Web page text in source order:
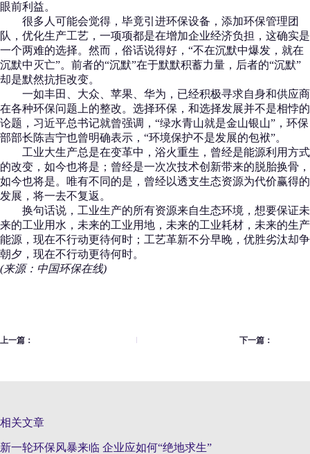
眼前利益。
很多人可能会觉得，毕竟引进环保设备，添加环保管理团
队，优化生产工艺，一项项都是在增加企业经济负担，这确实是
一个两难的选择。然而，俗话说得好，“不在沉默中爆发，就在
沉默中灭亡”。前者的“沉默”在于默默积蓄力量，后者的“沉默”
却是默然抗拒改变。
一如丰田、大众、苹果、华为，已经积极寻求自身和供应商
在各种环保问题上的整改。选择环保，和选择发展并不是相悖的
论题，习近平总书记就曾强调，“绿水青山就是金山银山”，环保
部部长陈吉宁也曾明确表示，“环境保护不是发展的包袱”。
工业大生产总是在变革中，浴火重生，曾经是能源利用方式
的改变，如今也将是；曾经是一次次技术创新带来的脱胎换骨，
如今也将是。唯有不同的是，曾经以透支生态资源为代价赢得的
发展，将一去不复返。
换句话说，工业生产的所有资源来自生态环境，想要保证未
来的工业用水，未来的工业用地，未来的工业耗材，未来的生产
能源，现在不行动更待何时；工艺革新不分早晚，优胜劣汰却争
朝夕，现在不行动更待何时。
(来源：中国环保在线)
上一篇： 下一篇：
相关文章
新一轮环保风暴来临 企业应如何“绝地求生”